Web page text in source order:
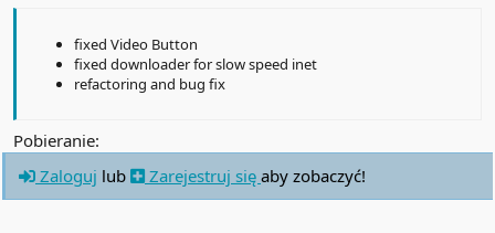
fixed Video Button
fixed downloader for slow speed inet
refactoring and bug fix
Pobieranie:
Zaloguj lub Zarejestruj się aby zobaczyć!